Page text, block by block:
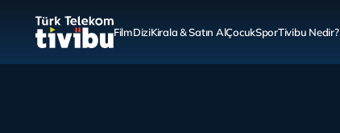
FilmDiziKirala & Satın AlÇocukSporTivibu Nedir?